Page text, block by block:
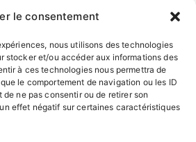
le consentement
nous utilisons des technologies
stocker et/ou accéder aux informations des
à ces technologies nous permettra de
le comportement de navigation ou les ID
ne pas consentir ou de retirer son
effet négatif sur certaines caractéristiques
– 18h00
– 16h30